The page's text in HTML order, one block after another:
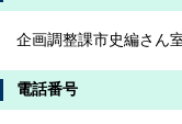
企画調整課市史編さん
電話番号